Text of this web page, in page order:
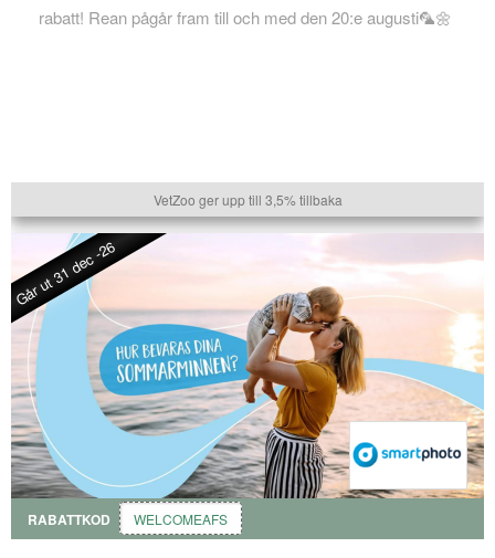
rabatt! Rean pågår fram till och med den 20:e augusti🦜🌼
VetZoo ger upp till 3,5% tillbaka
Går ut 31 dec -26
RABATTKOD WELCOMEAFS